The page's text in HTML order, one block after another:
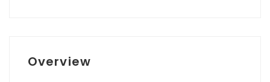
Overview